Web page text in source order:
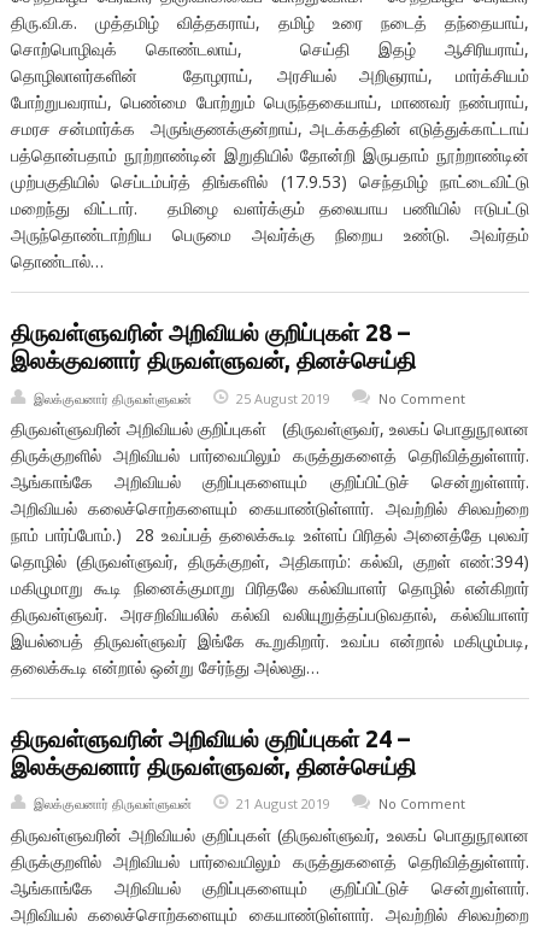
திரு.வி.க. முத்தமிழ் வித்தகராய், தமிழ் உரை நடைத் தந்தையாய்,
சொற்பொழிவுக் கொண்டலாய், செய்தி இதழ் ஆசிரியராய்,
தொழிலாளர்களின் தோழராய், அரசியல் அறிஞராய், மார்க்சியம்
போற்றுபவராய், பெண்மை போற்றும் பெருந்தகையாய், மாணவர் நண்பராய்,
சமரச சன்மார்க்க அருங்குணக்குன்றாய், அடக்கத்தின் எடுத்துக்காட்டாய்
பத்தொன்பதாம் நூற்றாண்டின் இறுதியில் தோன்றி இருபதாம் நூற்றாண்டின்
முற்பகுதியில் செப்டம்பர்த் திங்களில் (17.9.53) செந்தமிழ் நாட்டைவிட்டு
மறைந்து விட்டார். தமிழை வளர்க்கும் தலையாய பணியில் ஈடுபட்டு
அருந்தொண்டாற்றிய பெருமை அவர்க்கு நிறைய உண்டு. அவர்தம்
தொண்டால்…
திருவள்ளுவரின் அறிவியல் குறிப்புகள் 28 –
இலக்குவனார் திருவள்ளுவன், தினச்செய்தி
இலக்குவனார் திருவள்ளுவன் 25 August 2019 No Comment
திருவள்ளுவரின் அறிவியல் குறிப்புகள் (திருவள்ளுவர், உலகப் பொதுநூலான
திருக்குறளில் அறிவியல் பார்வையிலும் கருத்துகளைத் தெரிவித்துள்ளார்.
ஆங்காங்கே அறிவியல் குறிப்புகளையும் குறிப்பிட்டுச் சென்றுள்ளார்.
அறிவியல் கலைச்சொற்களையும் கையாண்டுள்ளார். அவற்றில் சிலவற்றை
நாம் பார்ப்போம்.) 28 உவப்பத் தலைக்கூடி உள்ளப் பிரிதல் அனைத்தே புலவர்
தொழில் (திருவள்ளுவர், திருக்குறள், அதிகாரம்: கல்வி, குறள் எண்:394)
மகிழுமாறு கூடி நினைக்குமாறு பிரிதலே கல்வியாளர் தொழில் என்கிறார்
திருவள்ளுவர். அரசறிவியலில் கல்வி வலியுறுத்தப்படுவதால், கல்வியாளர்
இயல்பைத் திருவள்ளுவர் இங்கே கூறுகிறார். உவப்ப என்றால் மகிழும்படி,
தலைக்கூடி என்றால் ஒன்று சேர்ந்து அல்லது…
திருவள்ளுவரின் அறிவியல் குறிப்புகள் 24 –
இலக்குவனார் திருவள்ளுவன், தினச்செய்தி
இலக்குவனார் திருவள்ளுவன் 21 August 2019 No Comment
திருவள்ளுவரின் அறிவியல் குறிப்புகள் (திருவள்ளுவர், உலகப் பொதுநூலான
திருக்குறளில் அறிவியல் பார்வையிலும் கருத்துகளைத் தெரிவித்துள்ளார்.
ஆங்காங்கே அறிவியல் குறிப்புகளையும் குறிப்பிட்டுச் சென்றுள்ளார்.
அறிவியல் கலைச்சொற்களையும் கையாண்டுள்ளார். அவற்றில் சிலவற்றை